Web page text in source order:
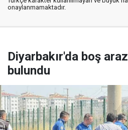
onaylanmamaktadır.
Diyarbakır'da boş
bulundu